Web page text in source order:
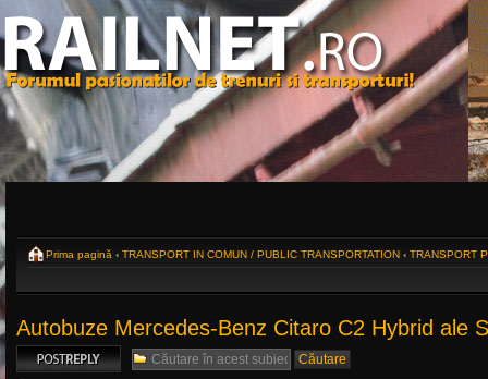
Prima pagină ‹ TRANSPORT IN COMUN / PUBLIC TRANSPORTATION ‹ TRANSPORT
Autobuze Mercedes-Benz Citaro C2 Hybrid ale
Scrie un răspuns